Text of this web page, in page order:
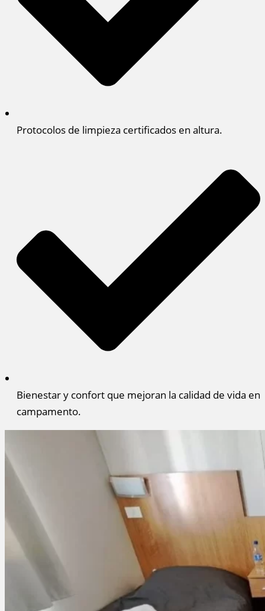
Protocolos de limpieza certificados en altura.
Bienestar y confort que mejoran la calidad de vida en
campamento.